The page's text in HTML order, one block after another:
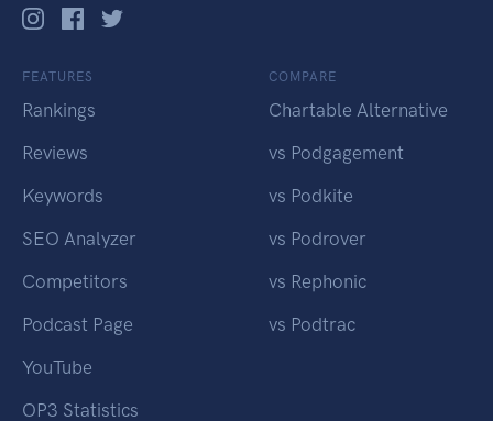
FEATURES
Rankings
Reviews
Keywords
SEO Analyzer
Competitors
Podcast Page
YouTube
OP3 Statistics
COMPARE
Chartable Alternative
vs Podgagement
vs Podkite
vs Podrover
vs Rephonic
vs Podtrac